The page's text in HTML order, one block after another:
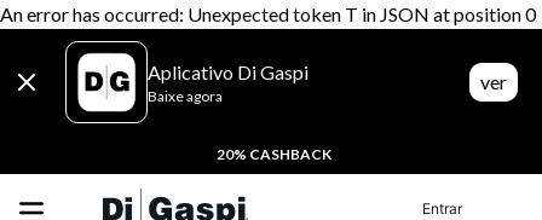
An error has occurred: Unexpected token T in JSON at position 0
Aplicativo Di Gaspi
Baixe agora
ver
20% CASHBACK
Entrar